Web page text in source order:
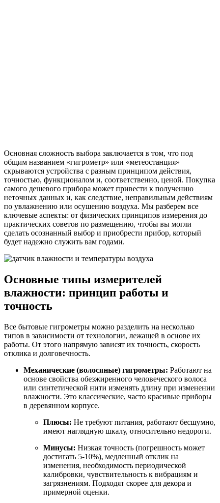
Основная сложность выбора заключается в том, что под
общим названием «гигрометр» или «метеостанция»
скрываются устройства с разным принципом действия,
точностью, функционалом и, соответственно, ценой. Покупка
самого дешевого прибора может привести к получению
неточных данных и, как следствие, неправильным действиям
по увлажнению или осушению воздуха. Мы разберем все
ключевые аспекты: от физических принципов измерения до
практических советов по размещению, чтобы вы могли
сделать осознанный выбор и приобрести прибор, который
будет надежно служить вам годами.
Основные типы измерителей
влажности: принцип работы и
точность
Все бытовые гигрометры можно разделить на несколько
типов в зависимости от технологии, лежащей в основе их
работы. От этого напрямую зависят их точность, скорость
отклика и долговечность.
Механические (волосяные) гигрометры: Работают на
основе свойства обезжиренного человеческого волоса
или синтетической нити изменять длину при изменении
влажности. Это классические, часто красивые приборы
в деревянном корпусе.
Плюсы: Не требуют питания, работают бесшумно,
имеют наглядную шкалу, относительно недороги.
Минусы: Низкая точность (погрешность может
достигать 5-10%), медленный отклик на
изменения, необходимость периодической
калибровки, чувствительность к вибрациям и
загрязнениям. Подходят скорее для декора и
примерной оценки.